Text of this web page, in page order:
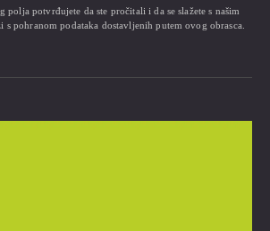
polja potvrđujete da ste pročitali i da se slažete s našim
pohranom podataka dostavljenih putem ovog obrasca.